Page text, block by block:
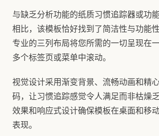
与缺乏分析功能的纸质习惯追踪器或功
相比，该模板恰好找到了简洁性与功能
专业的三列布局将您所需的一切呈现在
多个标签页或菜单中滚动。
视觉设计采用渐变背景、流畅动画和精
码，让习惯追踪感觉令人满足而非枯燥
效果和响应式设计确保模板在桌面和移
表现。